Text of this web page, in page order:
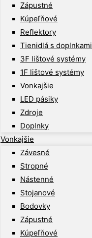
Zápustné
Kúpeľňové
Reflektory
Tienidlá s doplnkami
3F lištové systémy
1F lištové systémy
Vonkajšie
LED pásiky
Zdroje
Doplnky
Vonkajšie
Závesné
Stropné
Nástenné
Stojanové
Bodovky
Zápustné
Kúpeľňové